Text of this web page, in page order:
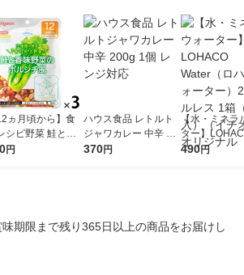
ヵ月頃から】食
シピ野菜 鮭と香
菜のボルシチ風 1
円
ハウス食品 レトルト
ジャワカレー 中辛 20
0g 1個 レンジ対応
370円
【水・ミネラ
ター】
r（ロハコウ
490円
期限まで残り365日以上の商品をお届けし